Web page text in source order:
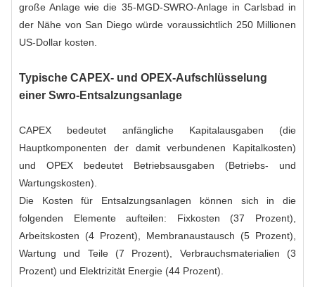
große Anlage wie die 35-MGD-SWRO-Anlage in Carlsbad in
der Nähe von San Diego würde voraussichtlich 250 Millionen
US-Dollar kosten.
Typische CAPEX- und OPEX-Aufschlüsselung
einer Swro-Entsalzungsanlage
CAPEX bedeutet anfängliche Kapitalausgaben (die
Hauptkomponenten der damit verbundenen Kapitalkosten)
und OPEX bedeutet Betriebsausgaben (Betriebs- und
Wartungskosten).
Die Kosten für Entsalzungsanlagen können sich in die
folgenden Elemente aufteilen: Fixkosten (37 Prozent),
Arbeitskosten (4 Prozent), Membranaustausch (5 Prozent),
Wartung und Teile (7 Prozent), Verbrauchsmaterialien (3
Prozent) und Elektrizität Energie (44 Prozent).